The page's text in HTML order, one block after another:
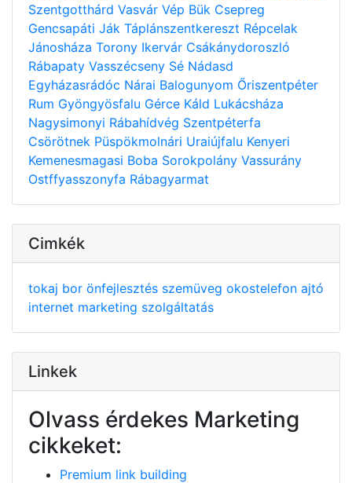
Szentgotthárd Vasvár Vép Bük Csepreg
Gencsapáti Ják Táplánszentkereszt Répcelak
Jánosháza Torony Ikervár Csákánydoroszló
Rábapaty Vasszécseny Sé Nádasd
Egyházasrádóc Nárai Balogunyom Őriszentpéter
Rum Gyöngyösfalu Gérce Káld Lukácsháza
Nagysimonyi Rábahídvég Szentpéterfa
Csörötnek Püspökmolnári Uraiújfalu Kenyeri
Kemenesmagasi Boba Sorokpolány Vassurány
Ostffyasszonyfa Rábagyarmat
Cimkék
tokaj bor önfejlesztés szemüveg okostelefon ajtó
internet marketing szolgáltatás
Linkek
Olvass érdekes Marketing
cikkeket:
Premium link building